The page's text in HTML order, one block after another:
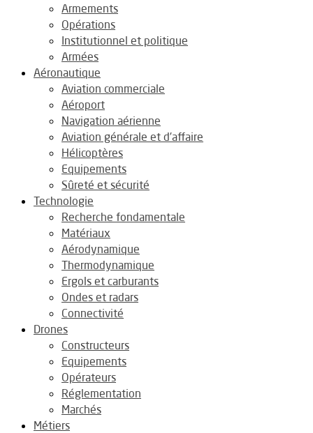
Armements
Opérations
Institutionnel et politique
Armées
Aéronautique
Aviation commerciale
Aéroport
Navigation aérienne
Aviation générale et d’affaire
Hélicoptères
Equipements
Sûreté et sécurité
Technologie
Recherche fondamentale
Matériaux
Aérodynamique
Thermodynamique
Ergols et carburants
Ondes et radars
Connectivité
Drones
Constructeurs
Equipements
Opérateurs
Réglementation
Marchés
Métiers